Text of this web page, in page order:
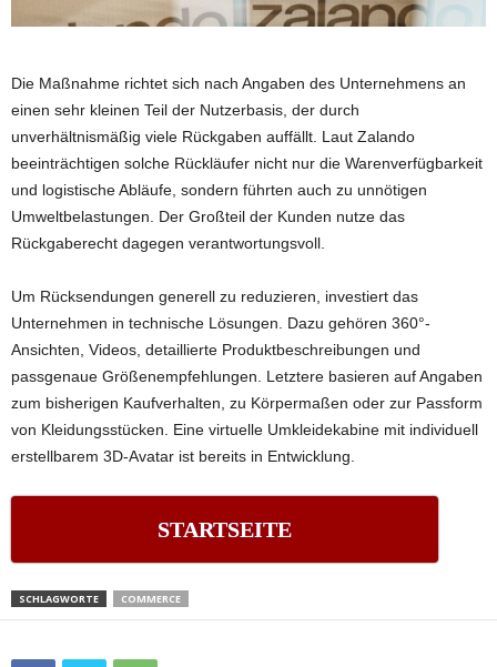
Die Maßnahme richtet sich nach Angaben des Unternehmens an
einen sehr kleinen Teil der Nutzerbasis, der durch
unverhältnismäßig viele Rückgaben auffällt. Laut Zalando
beeinträchtigen solche Rückläufer nicht nur die Warenverfügbarkeit
und logistische Abläufe, sondern führten auch zu unnötigen
Umweltbelastungen. Der Großteil der Kunden nutze das
Rückgaberecht dagegen verantwortungsvoll.
Um Rücksendungen generell zu reduzieren, investiert das
Unternehmen in technische Lösungen. Dazu gehören 360°-
Ansichten, Videos, detaillierte Produktbeschreibungen und
passgenaue Größenempfehlungen. Letztere basieren auf Angaben
zum bisherigen Kaufverhalten, zu Körpermaßen oder zur Passform
von Kleidungsstücken. Eine virtuelle Umkleidekabine mit individuell
erstellbarem 3D-Avatar ist bereits in Entwicklung.
STARTSEITE
SCHLAGWORTE COMMERCE